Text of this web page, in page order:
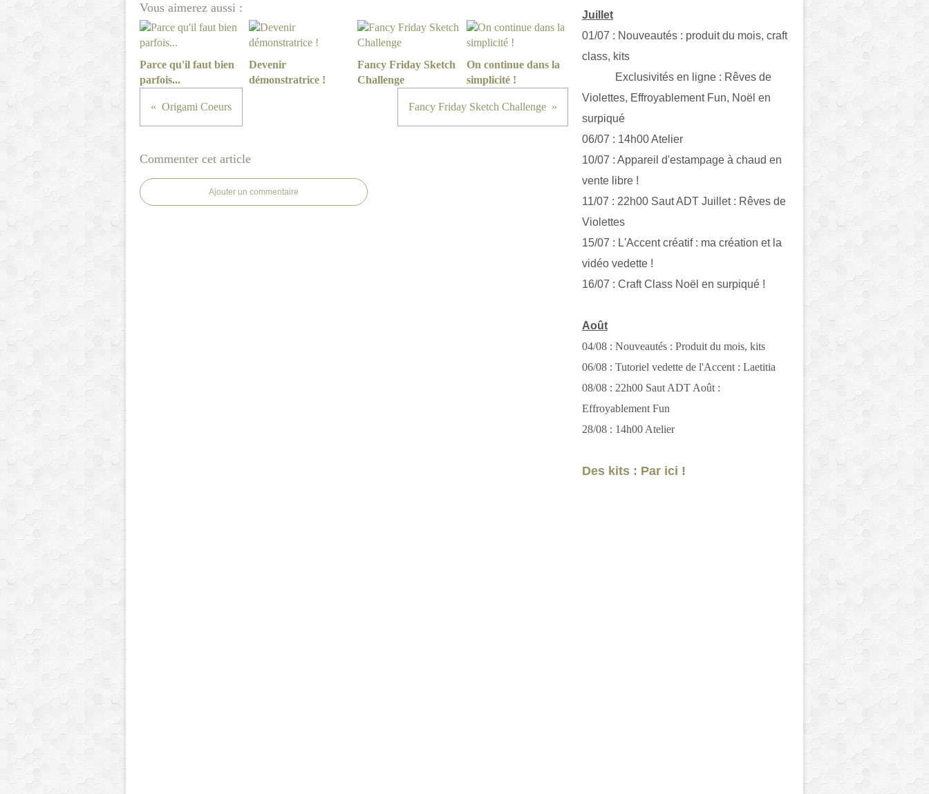
Vous aimerez aussi :
Parce qu'il faut bien
parfois...
Devenir
démonstratrice !
Fancy Friday Sketch
Challenge
On continue dans la
simplicité !
Origami Coeurs Fancy Friday Sketch Challenge
Commenter cet article
Ajouter un commentaire
Juillet
01/07 : Nouveautés : produit du mois, craft
class, kits
Exclusivités en ligne : Rêves de
Violettes, Effroyablement Fun, Noël en
surpiqué
06/07 : 14h00 Atelier
10/07 : Appareil d'estampage à chaud en
vente libre !
11/07 : 22h00 Saut ADT Juillet : Rêves de
Violettes
15/07 : L'Accent créatif : ma création et la
vidéo vedette !
16/07 : Craft Class Noël en surpiqué !
Août
04/08 : Nouveautés : Produit du mois, kits
06/08 : Tutoriel vedette de l'Accent : Laetitia
08/08 : 22h00 Saut ADT Août :
Effroyablement Fun
28/08 : 14h00 Atelier
Des kits : Par ici !